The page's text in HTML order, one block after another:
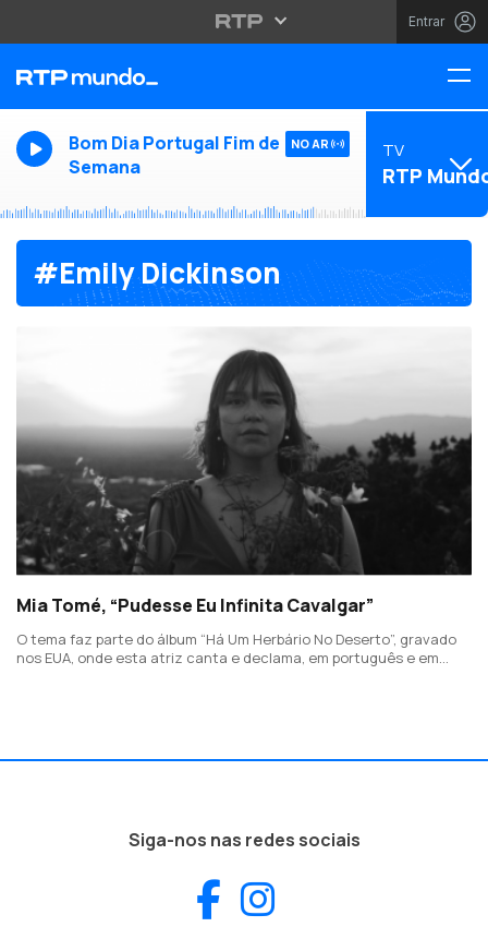
Entrar
Bom Dia Portugal Fim de
Semana
NO AR TV
RTP
#Emily Dickinson
Mia Tomé, “Pudesse Eu Infinita Cavalgar”
O tema faz parte do álbum “Há Um Herbário No Deserto”, gravado
nos EUA, onde esta atriz canta e declama, em português e em
Siga-nos nas redes sociais
Facebook